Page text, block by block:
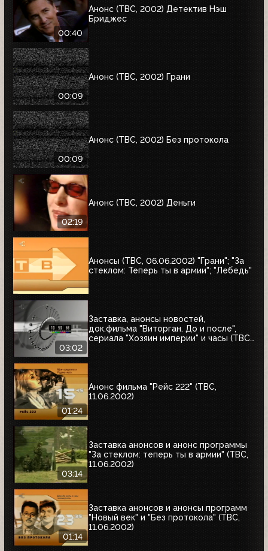
00:40
Анонс (ТВС, 2002) Детектив Нэш
Бриджес
00:09
Анонс (ТВС, 2002) Грани
00:09
Анонс (ТВС, 2002) Без протокола
02:19
Анонс (ТВС, 2002) Деньги
Анонсы (ТВС, 06.06.2002) "Грани"; "За
стеклом: Теперь ты в армии"; "Лебедь"
03:02
Заставка, анонсы новостей,
док.фильма "Виторган. До и после",
сериала "Хозяин империи" и часы (ТВС,
01:24
Анонс фильма "Рейс 222" (ТВС,
11.06.2002)
03:14
Заставка анонсов и анонс программы
"За стеклом: теперь ты в армии" (ТВС,
11.06.2002)
01:14
Заставка анонсов и анонсы программ
"Новый век" и "Без протокола" (ТВС,
11.06.2002)